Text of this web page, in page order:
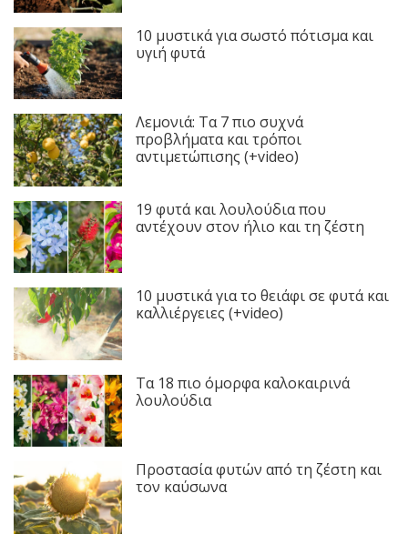
10 μυστικά για σωστό πότισμα και
υγιή φυτά
Λεμονιά: Τα 7 πιο συχνά
προβλήματα και τρόποι
αντιμετώπισης (+video)
19 φυτά και λουλούδια που
αντέχουν στον ήλιο και τη ζέστη
10 μυστικά για το θειάφι σε φυτά και
καλλιέργειες (+video)
Τα 18 πιο όμορφα καλοκαιρινά
λουλούδια
Προστασία φυτών από τη ζέστη και
τον καύσωνα